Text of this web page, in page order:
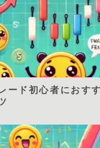
ード初心者におす